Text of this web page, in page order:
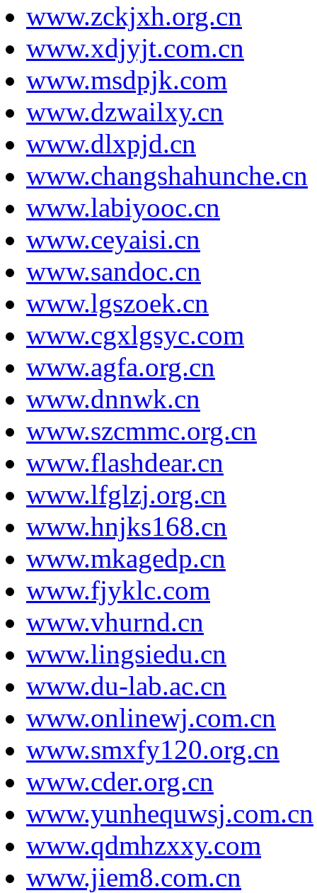
www.zckjxh.org.cn
www.xdjyjt.com.cn
www.msdpjk.com
www.dzwailxy.cn
www.dlxpjd.cn
www.changshahunche.cn
www.labiyooc.cn
www.ceyaisi.cn
www.sandoc.cn
www.lgszoek.cn
www.cgxlgsyc.com
www.agfa.org.cn
www.dnnwk.cn
www.szcmmc.org.cn
www.flashdear.cn
www.lfglzj.org.cn
www.hnjks168.cn
www.mkagedp.cn
www.fjyklc.com
www.vhurnd.cn
www.lingsiedu.cn
www.du-lab.ac.cn
www.onlinewj.com.cn
www.smxfy120.org.cn
www.cder.org.cn
www.yunhequwsj.com.cn
www.qdmhzxxy.com
www.jiem8.com.cn